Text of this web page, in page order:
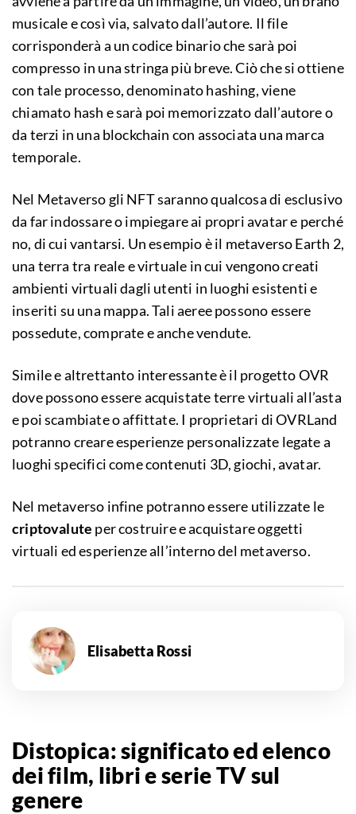
musicale e così via, salvato dall’autore. Il file
corrisponderà a un codice binario che sarà poi
compresso in una stringa più breve. Ciò che si ottiene
con tale processo, denominato hashing, viene
chiamato hash e sarà poi memorizzato dall’autore o
da terzi in una blockchain con associata una marca
temporale.
Nel Metaverso gli NFT saranno qualcosa di esclusivo
da far indossare o impiegare ai propri avatar e perché
no, di cui vantarsi. Un esempio è il metaverso Earth 2,
una terra tra reale e virtuale in cui vengono creati
ambienti virtuali dagli utenti in luoghi esistenti e
inseriti su una mappa. Tali aeree possono essere
possedute, comprate e anche vendute.
Simile e altrettanto interessante è il progetto OVR
dove possono essere acquistate terre virtuali all’asta
e poi scambiate o affittate. I proprietari di OVRLand
potranno creare esperienze personalizzate legate a
luoghi specifici come contenuti 3D, giochi, avatar.
Nel metaverso infine potranno essere utilizzate le
criptovalute per costruire e acquistare oggetti
virtuali ed esperienze all’interno del metaverso.
Elisabetta Rossi
Distopica: significato ed elenco
dei film, libri e serie TV sul
genere